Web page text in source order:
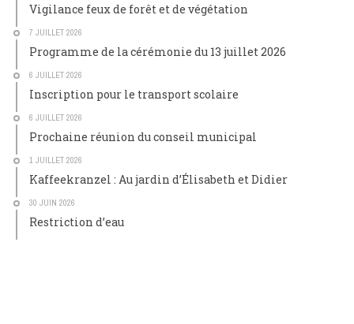
Vigilance feux de forêt et de végétation
7 JUILLET 2026
Programme de la cérémonie du 13 juillet 2026
6 JUILLET 2026
Inscription pour le transport scolaire
6 JUILLET 2026
Prochaine réunion du conseil municipal
1 JUILLET 2026
Kaffeekranzel : Au jardin d’Élisabeth et Didier
30 JUIN 2026
Restriction d’eau